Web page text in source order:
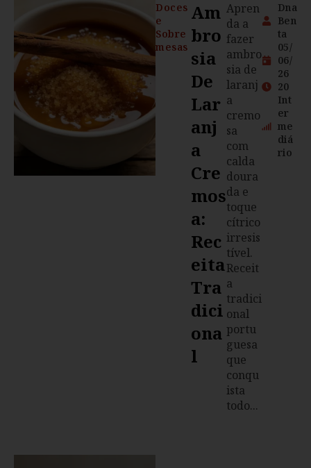
Doces
e
Sobre
mesas
Am
Bro
Sia
De
Lar
Anj
A
Cre
Mos
A:
Rec
Eita
Tra
Dici
Ona
L
Apren
da a
fazer
ambro
sia de
laranj
a
cremo
sa
com
calda
doura
da e
toque
cítrico
irresis
tível.
Receit
a
tradici
onal
portu
guesa
que
conqu
ista
todo...
Dna
Ben
ta
05/
06/
26
20
Int
er
me
diá
rio